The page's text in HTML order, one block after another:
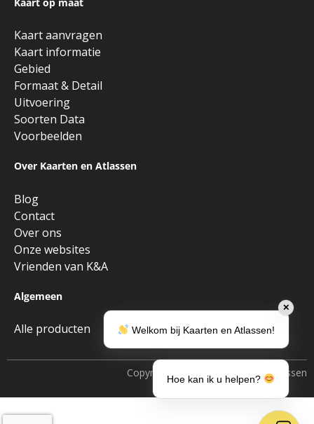
Kaart aanvragen
Kaart informatie
Gebied
Formaat & Detail
Uitvoering
Soorten Data
Voorbeelden
Over Kaarten en Atlassen
Blog
Contact
Over ons
Onze websites
Vrienden van K&A
Algemeen
Alle producten
Copyright © 2026 • Kaarten en Atlassen
✕
Welkom bij Kaarten en Atlassen!
Hoe kan ik u helpen?